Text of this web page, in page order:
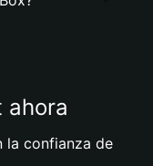
ahora
la confianza de